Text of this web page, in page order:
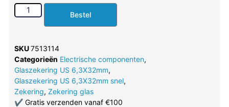
Bestel
SKU7513114
Categorieën Electrische componenten,
Glaszekering US 6,3X32mm,
Glaszekering US 6,3X32mm snel,
Zekering, Zekering glas
✔Gratis verzenden vanaf €100